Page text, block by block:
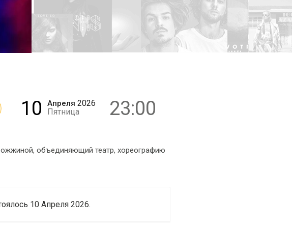
18+
10 Апреля 2026
Пятница
23:00
объединяющий театр, хореографию
10 Апреля 2026.